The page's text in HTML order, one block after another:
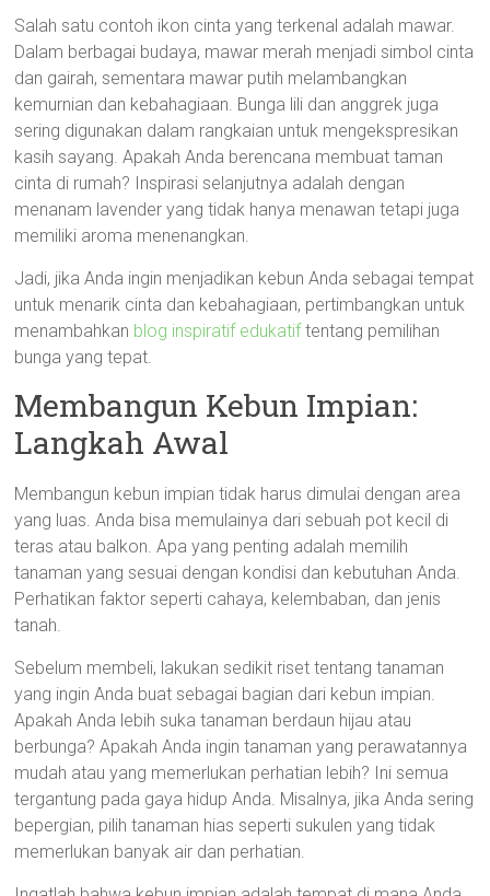
Salah satu contoh ikon cinta yang terkenal adalah mawar.
Dalam berbagai budaya, mawar merah menjadi simbol cinta
dan gairah, sementara mawar putih melambangkan
kemurnian dan kebahagiaan. Bunga lili dan anggrek juga
sering digunakan dalam rangkaian untuk mengekspresikan
kasih sayang. Apakah Anda berencana membuat taman
cinta di rumah? Inspirasi selanjutnya adalah dengan
menanam lavender yang tidak hanya menawan tetapi juga
memiliki aroma menenangkan.
Jadi, jika Anda ingin menjadikan kebun Anda sebagai tempat
untuk menarik cinta dan kebahagiaan, pertimbangkan untuk
menambahkan blog inspiratif edukatiftentang pemilihan
bunga yang tepat.
Membangun Kebun Impian:
Langkah Awal
Membangun kebun impian tidak harus dimulai dengan area
yang luas. Anda bisa memulainya dari sebuah pot kecil di
teras atau balkon. Apa yang penting adalah memilih
tanaman yang sesuai dengan kondisi dan kebutuhan Anda.
Perhatikan faktor seperti cahaya, kelembaban, dan jenis
tanah.
Sebelum membeli, lakukan sedikit riset tentang tanaman
yang ingin Anda buat sebagai bagian dari kebun impian.
Apakah Anda lebih suka tanaman berdaun hijau atau
berbunga? Apakah Anda ingin tanaman yang perawatannya
mudah atau yang memerlukan perhatian lebih? Ini semua
tergantung pada gaya hidup Anda. Misalnya, jika Anda sering
bepergian, pilih tanaman hias seperti sukulen yang tidak
memerlukan banyak air dan perhatian.